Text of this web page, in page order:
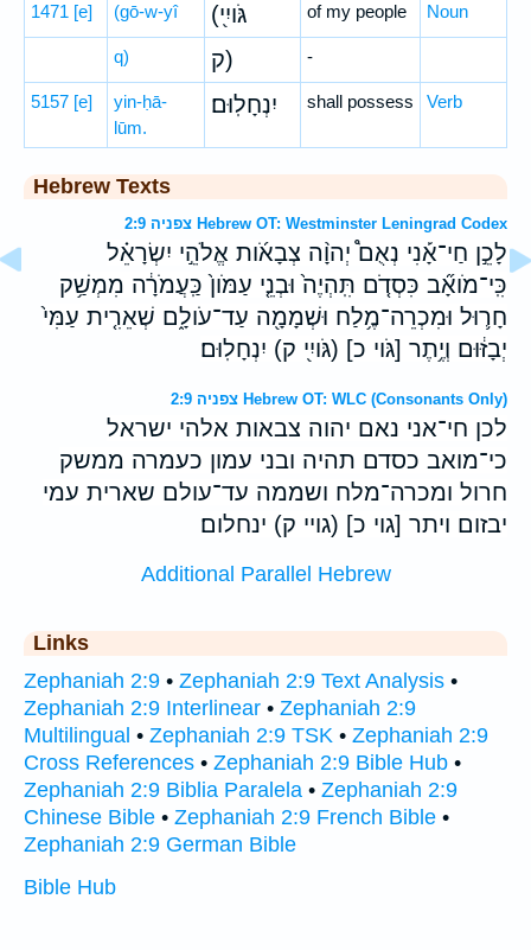
1471 [e] (gō-w-yî (גֹּויִ֖י of my people Noun
q) ק) -
5157 [e]
yin-ḥā-
lūm.
יִנְחָלֽוּם׃ shall possess Verb
Hebrew Texts
צפניה 2:9 Hebrew OT: Westminster Leningrad Codex
לָכֵ֣ן חַי־אָ֡נִי נְאֻם֩ יְהוָ֨ה צְבָאֹ֜ות אֱלֹהֵ֣י יִשְׂרָאֵ֗ל
כִּֽי־מֹואָ֞ב כִּסְדֹ֤ם תִּֽהְיֶה֙ וּבְנֵ֤י עַמֹּון֙ כַּֽעֲמֹרָ֔ה מִמְשַׁ֥ק
חָר֛וּל וּמִכְרֵה־מֶ֥לַח וּשְׁמָמָ֖ה עַד־עֹולָ֑ם שְׁאֵרִ֤ית עַמִּי֙
יְבָזּ֔וּם וְיֶ֥תֶר [גֹּוי כ] (גֹּויִ֖י ק) יִנְחָלֽוּם׃
צפניה 2:9 Hebrew OT: WLC (Consonants Only)
לכן חי־אני נאם יהוה צבאות אלהי ישראל
כי־מואב כסדם תהיה ובני עמון כעמרה ממשק
חרול ומכרה־מלח ושממה עד־עולם שארית עמי
יבזום ויתר [גוי כ] (גויי ק) ינחלום׃
Additional Parallel Hebrew
Links
Zephaniah 2:9 • Zephaniah 2:9 Text Analysis •
Zephaniah 2:9 Interlinear • Zephaniah 2:9
Multilingual • Zephaniah 2:9 TSK • Zephaniah 2:9
Cross References • Zephaniah 2:9 Bible Hub •
Zephaniah 2:9 Biblia Paralela • Zephaniah 2:9
Chinese Bible • Zephaniah 2:9 French Bible •
Zephaniah 2:9 German Bible
Bible Hub